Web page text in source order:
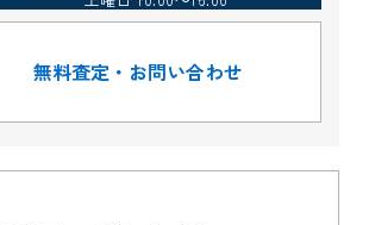
無料査定・お問い合わせ